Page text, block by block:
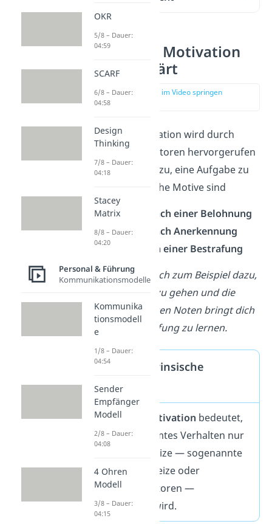
Extrinsische Motivation
einfach erklärt
zur Stelle im Video springen
Extrinsische Motivation wird durch
äußere Einflussfaktoren hervorgerufen
und bringt dich dazu, eine Aufgabe zu
erfüllen. Extrinsische Motive sind
derWunsch nach einer Belohnung
derWunsch nach Anerkennung
dasVermeiden einer Bestrafung
Der Lohn bringt dich zum Beispiel dazu,
täglich zur Arbeit zu gehen unddie
Angst vor schlechten Noten bringt dich
dazu, auf eine Prüfung zu lernen.
Definition extrinsische
Motivation
Extrinsische Motivation bedeutet,
dass ein bestimmtes Verhalten nur
durch äußere Reize — sogenannte
extrinsische Anreize oder
extrinsische Faktoren —
hervorgerufen wird.
OKR
5/8 – Dauer:
04:59
SCARF
6/8 – Dauer:
04:58
Design
Thinking
7/8 – Dauer:
04:18
Stacey
Matrix
8/8 – Dauer:
04:20
Personal & Führung
Kommunikationsmodelle
Kommunika
tionsmodell
e
1/8 – Dauer:
04:54
Sender
Empfänger
Modell
2/8 – Dauer:
04:08
4 Ohren
Modell
3/8 – Dauer:
04:15